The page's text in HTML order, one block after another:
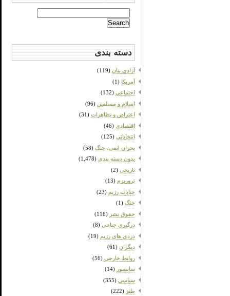
for:
دسته بندی
آزادی بیان (119)
آمریکا (1)
اجتماعی (132)
اسلام و مسلمین (96)
اعتراض و تظاهرات (31)
اقتصادی (46)
انتخاباتی (125)
بحران اتمی، جنگ (58)
بدون دسته بندی (1,478)
تاریخی (2)
تروریزم (13)
جنایات رژیم (23)
جنگ (1)
حقوق بشر (116)
درگیری جناحی (8)
دزدی های رژیم (19)
دیگران (61)
روابط خارجی (56)
سانسور (14)
سیاسی (355)
طنز (222)